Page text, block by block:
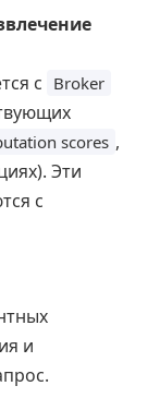
с Broker
scores ,
Эти
с
и